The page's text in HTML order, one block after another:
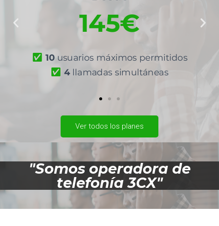
Ver todos los planes
"Somos operadora de
telefonía 3CX"